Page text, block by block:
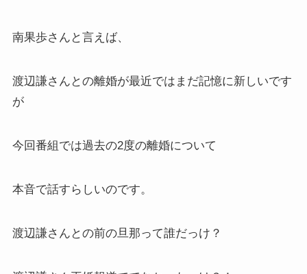
南果歩さんと言えば、
渡辺謙さんとの離婚が最近ではまだ記憶に新しいです
が
今回番組では過去の2度の離婚について
本音で話すらしいのです。
渡辺謙さんとの前の旦那って誰だっけ？